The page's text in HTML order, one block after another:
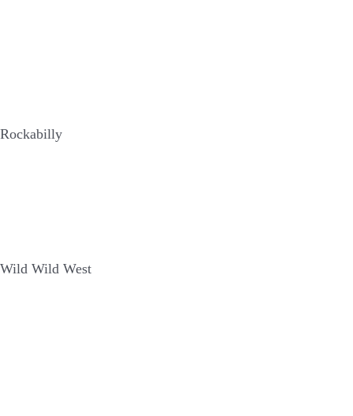
Rockabilly
Wild Wild West